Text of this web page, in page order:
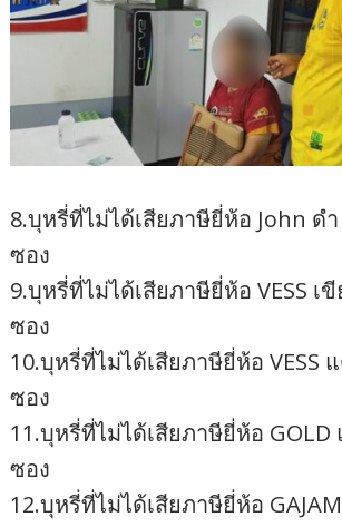
8.บุหรี่ที่ไม่ได้เสียภาษียี่ห้อ John ด
ซอง
9.บุหรี่ที่ไม่ได้เสียภาษียี่ห้อ VESS เ
ซอง
10.บุหรี่ที่ไม่ได้เสียภาษียี่ห้อ VESS
ซอง
11.บุหรี่ที่ไม่ได้เสียภาษียี่ห้อ
ซอง
12.บุหรี่ที่ไม่ได้เสียภาษียี่ห้อ